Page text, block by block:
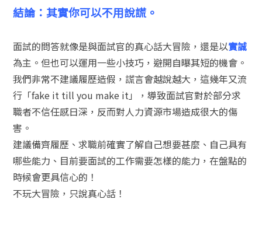
結論：其實你可以不用說謊。
面試的問答就像是與面試官的真心話大冒險，還是以實誠
為主。但也可以運用一些小技巧，避開自曝其短的機會。
我們非常不建議履歷造假，謊言會越說越大，這幾年又流
行「fake it till you make it」，導致面試官對於部分求
職者不信任感日深，反而對人力資源市場造成很大的傷
害。
建議備齊履歷、求職前確實了解自己想要甚麼、自己具有
哪些能力、目前要面試的工作需要怎樣的能力，在盤點的
時候會更具信心的！
不玩大冒險，只說真心話！